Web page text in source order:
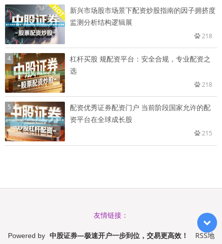
新兴市场股市场景下配资炒股指南的因子拥挤度
监测分析结构逻辑展
218
4
杠杆买股 规配资平台：安全合规，专业配资之
选
218
5
配资优秀证券配资门户 当前阶段国家允许的配
资平台在全球成长股
215
友情链接：
Powered by 中股证券—极速开户一步到位，交易更高效！
RSS地